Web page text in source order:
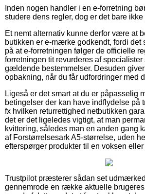
Inden nogen handler i en e-forretning
studere dens regler, dog er det bare
Et nemt alternativ kunne derfor være at
butikken er e-mærke godkendt, fordi det
på at e-forretningen følger de officielle
forretningen tit revurderes af
gældende bestemmelser. Desuden giver
opbakning, når du får udfordringer med
Ligeså er det smart at du er påpasselig
betingelser der kan have indflydelse på
fx hvilken returrettighed netbutikken
det er det ligeledes vigtigt, at man
kvittering, således man en anden gang
af Forstørrelsesark A5-størrelse, uden
efterspørger produkter til en voksen eller
Trustpilot præsterer sådan set
gennemrode en række aktuelle